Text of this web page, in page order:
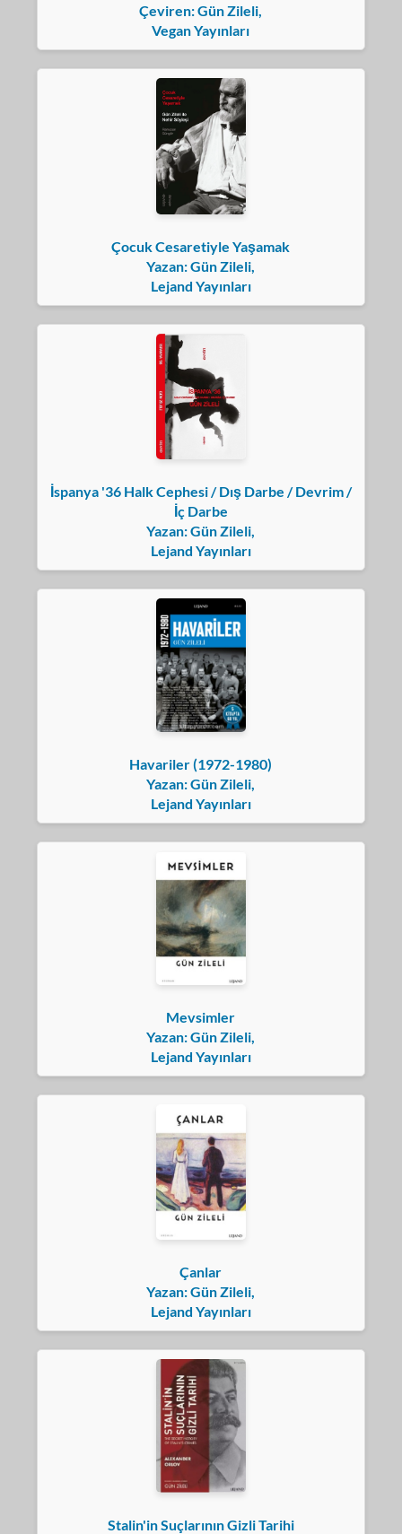
Çeviren: Gün Zileli,
Vegan Yayınları
Çocuk Cesaretiyle Yaşamak
Yazan: Gün Zileli,
Lejand Yayınları
İspanya '36 Halk Cephesi / Dış Darbe / Devrim /
İç Darbe
Yazan: Gün Zileli,
Lejand Yayınları
Havariler (1972-1980)
Yazan: Gün Zileli,
Lejand Yayınları
Mevsimler
Yazan: Gün Zileli,
Lejand Yayınları
Çanlar
Yazan: Gün Zileli,
Lejand Yayınları
Stalin'in Suçlarının Gizli Tarihi